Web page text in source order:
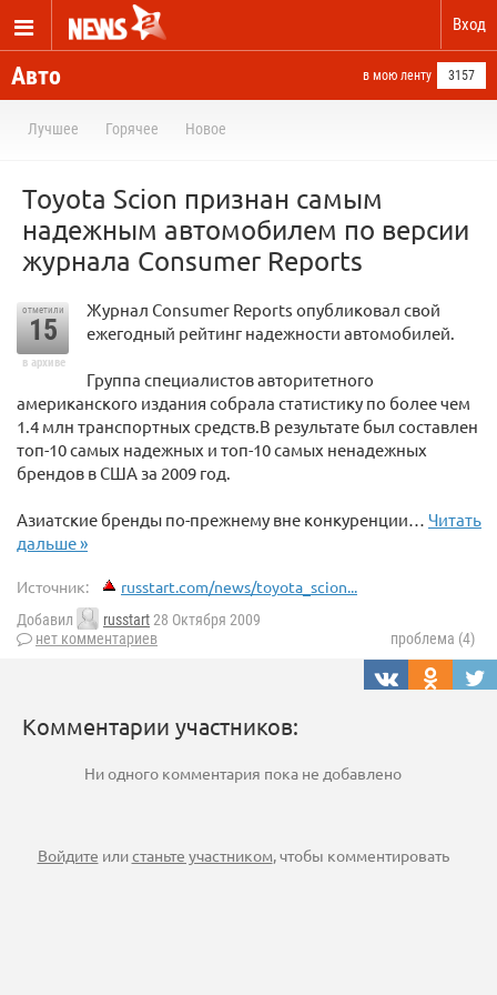
Вход
Авто в мою ленту 3157
Лучшее Горячее Новое
Toyota Scion признан самым
надежным автомобилем по версии
журнала Consumer Reports
отметили
15
в архиве
Журнал Consumer Reports опубликовал свой
ежегодный рейтинг надежности автомобилей.
Группа специалистов авторитетного
американского издания собрала статистику по более чем
1.4 млн транспортных средств.В результате был составлен
топ-10 самых надежных и топ-10 самых ненадежных
брендов в США за 2009 год.
Азиатские бренды по-прежнему вне конкуренции… Читать
дальше »
Источник: russtart.com/news/toyota_scion...
Добавил russtart28 Октября 2009
нет комментариев
проблема (4)
Комментарии участников:
Ни одного комментария пока не добавлено
Войдите илистаньте участником, чтобы комментировать